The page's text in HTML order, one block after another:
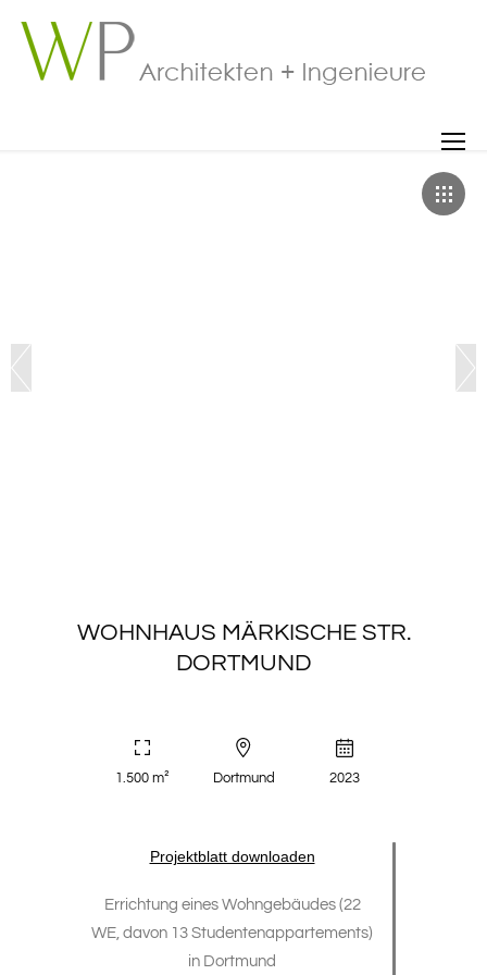
WOHNHAUS MÄRKISCHE STR.
DORTMUND
1.500 m² Dortmund 2023
Projektblatt downloaden
Errichtung eines Wohngebäudes (22
WE, davon 13 Studentenappartements)
in Dortmund